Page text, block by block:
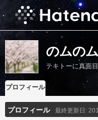
のムの
テキトーに真面
プロフィール
プロフィール 最終更新日: